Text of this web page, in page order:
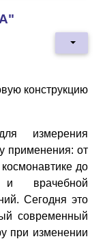
конструкцию
измерения
применения: от
до
и врачебной
Сегодня это
современный
при изменении